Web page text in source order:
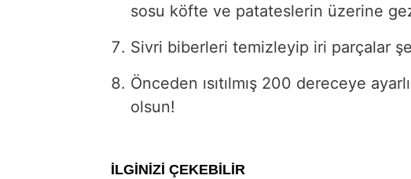
sosu köfte ve patateslerin üzerine
Sivri biberleri temizleyip iri parçalar
Önceden ısıtılmış 200 dereceye
olsun!